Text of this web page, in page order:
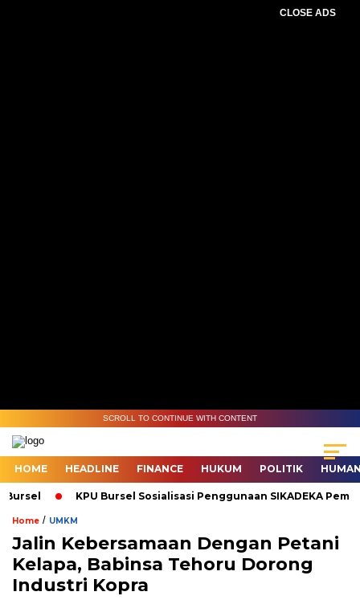
CLOSE ADS
SCROLL TO CONTINUE WITH CONTENT
HOME HEADLINE FINANCE HUKUM POLITIK
KPU Bursel Sosialisasi Penggunaan SIKADEKA Pemilu
Home / UMKM
Jalin Kebersamaan Dengan Petani
Kelapa, Babinsa Tehoru Dorong
Industri Kopra